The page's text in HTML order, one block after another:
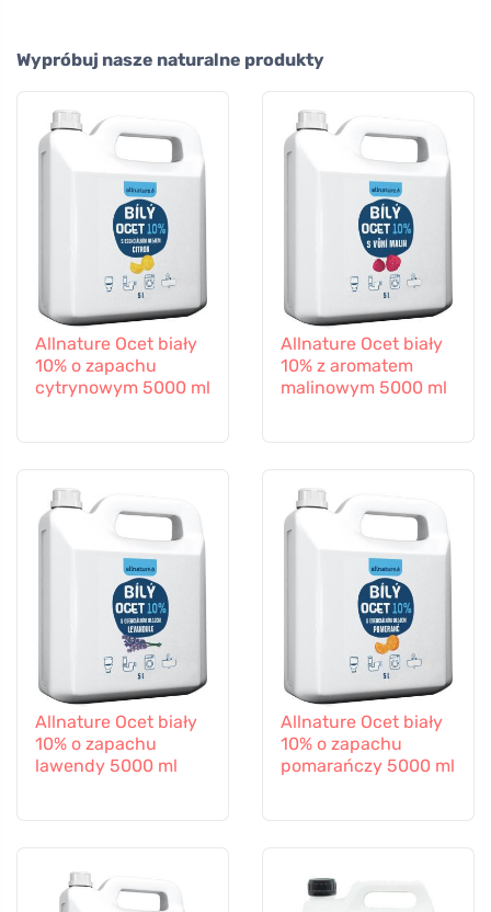
Wypróbuj nasze naturalne produkty
Allnature Ocet biały
10% o zapachu
cytrynowym 5000 ml
Allnature Ocet biały
10% z aromatem
malinowym 5000 ml
Allnature Ocet biały
10% o zapachu
lawendy 5000 ml
Allnature Ocet biały
10% o zapachu
pomarańczy 5000 ml